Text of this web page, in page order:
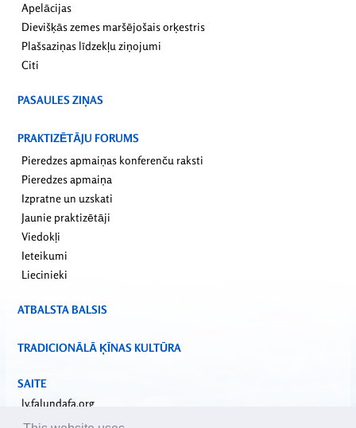
Apelācijas
Dievišķās zemes maršējošais orķestris
Plašsaziņas līdzekļu ziņojumi
Citi
PASAULES ZIŅAS
PRAKTIZĒTĀJU FORUMS
Pieredzes apmaiņas konferenču raksti
Pieredzes apmaiņa
Izpratne un uzskati
Jaunie praktizētāji
Viedokļi
Ieteikumi
Liecinieki
ATBALSTA BALSIS
TRADICIONĀLĀ ĶĪNAS KULTŪRA
SAITE
lv.falundafa.org
faluninfo.net